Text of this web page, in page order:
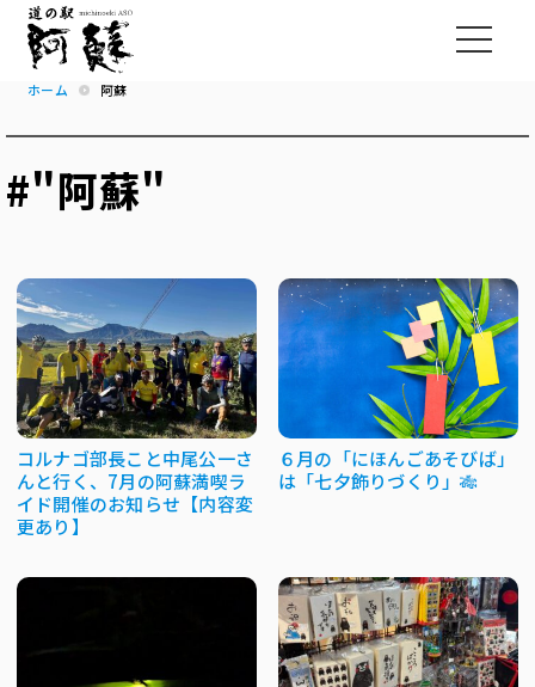
ホーム 阿蘇
#"阿蘇"
コルナゴ部長こと中尾公一さ
んと行く、7月の阿蘇満喫ラ
イド開催のお知らせ【内容変
更あり】
６月の「にほんごあそびば」
は「七夕飾りづくり」🎋